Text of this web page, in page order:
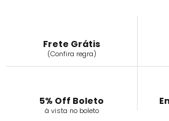
Frete Grátis
(Confira regra)
5% Off Boleto
à vista no boleto